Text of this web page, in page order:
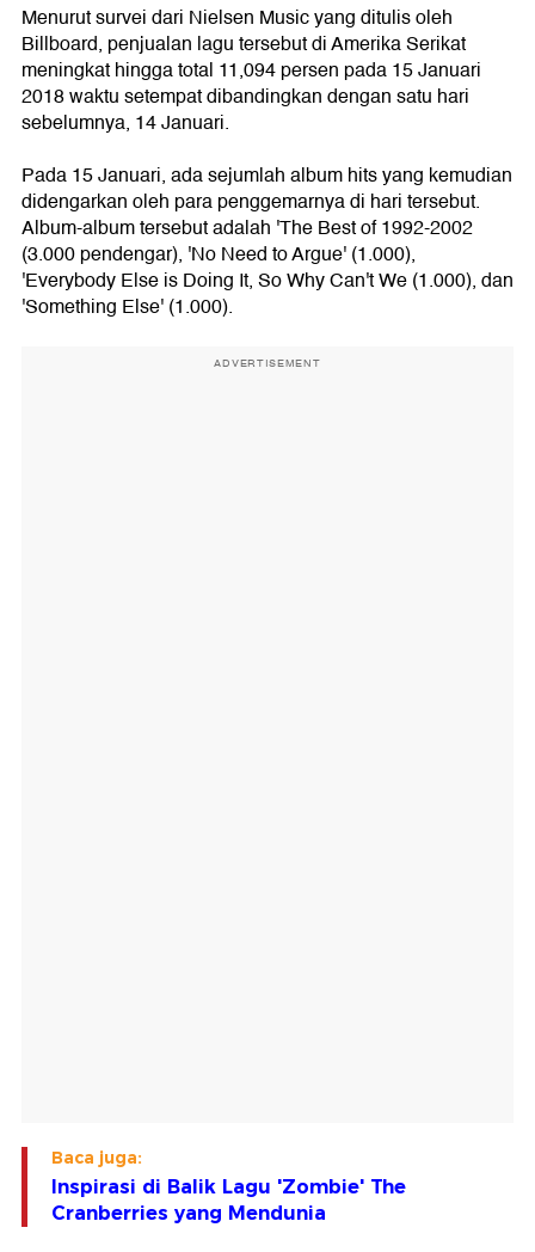
Menurut survei dari Nielsen Music yang ditulis oleh
Billboard, penjualan lagu tersebut di Amerika Serikat
meningkat hingga total 11,094 persen pada 15 Januari
2018 waktu setempat dibandingkan dengan satu hari
sebelumnya, 14 Januari.
Pada 15 Januari, ada sejumlah album hits yang kemudian
didengarkan oleh para penggemarnya di hari tersebut.
Album-album tersebut adalah 'The Best of 1992-2002
(3.000 pendengar), 'No Need to Argue' (1.000),
'Everybody Else is Doing It, So Why Can't We (1.000), dan
'Something Else' (1.000).
ADVERTISEMENT
Baca juga:
Inspirasi di Balik Lagu 'Zombie' The
Cranberries yang Mendunia